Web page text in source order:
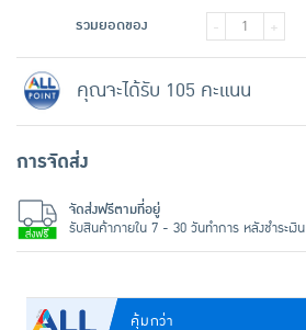
คุ้มกว่า
รวมยอดของ - +
คุณจะได้รับ 105 คะแนน
การจัดส่ง
จัดส่งฟรีตามที่อยู่
รับสินค้าภายใน 7 - 30 วันทำการ หลังชำระเงิน